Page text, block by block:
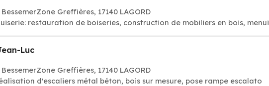
Greffières, 17140 LAGORD
restauration de boiseries, construction de mobiliers en bois, menui
Luc
Greffières, 17140 LAGORD
d'escaliers métal béton, bois sur mesure, pose rampe escalato